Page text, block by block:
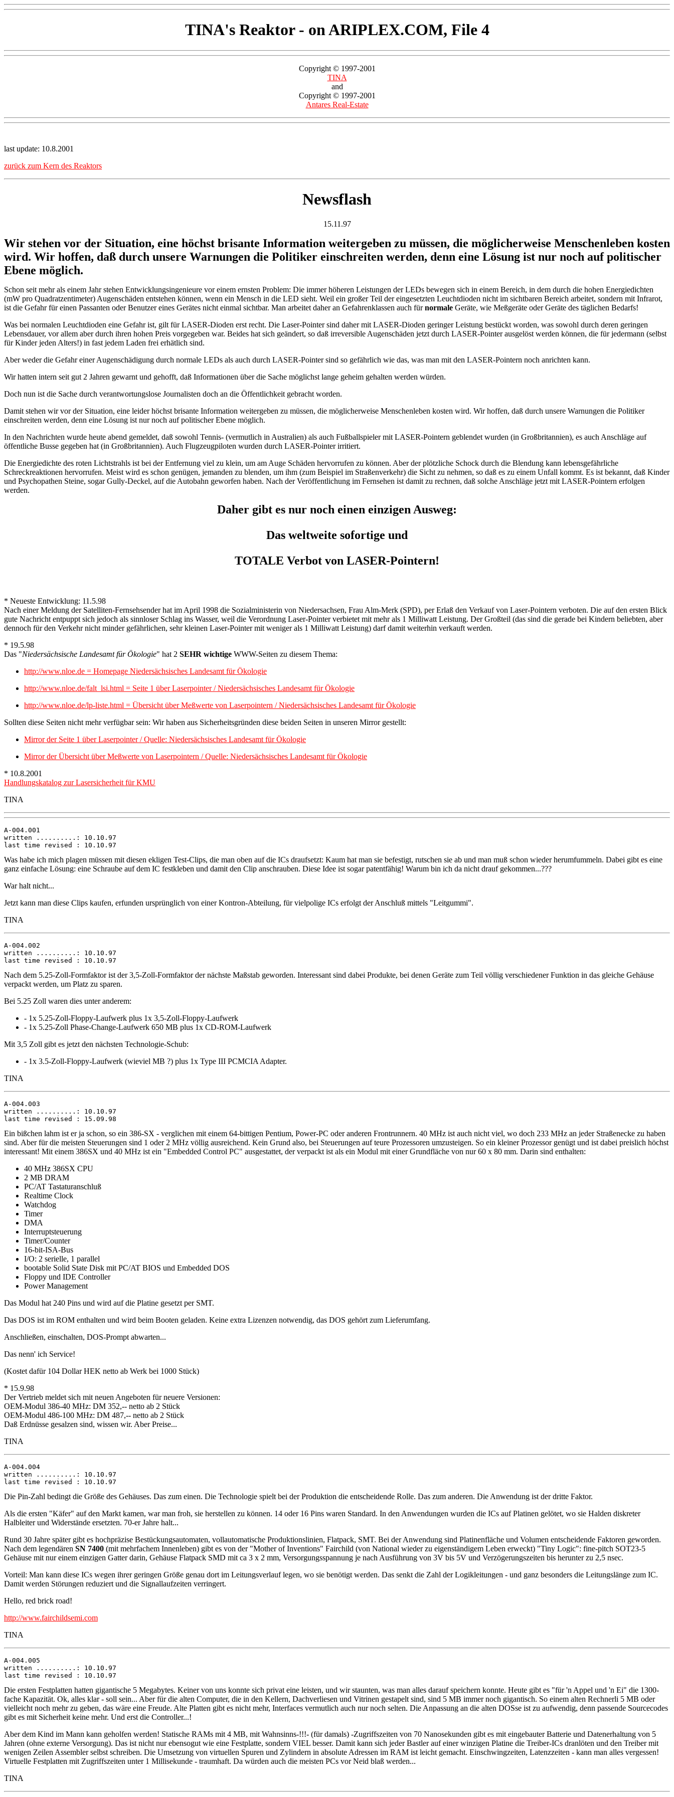
TINA's Reaktor - on ARIPLEX.COM, File 4
Copyright © 1997-2001
TINA
and
Copyright © 1997-2001
Antares Real-Estate
last update: 10.8.2001
zurück zum Kern des Reaktors
Newsflash
15.11.97
Wir stehen vor der Situation, eine höchst brisante Information weitergeben zu müssen, die möglicherweise Menschenleben kosten
wird. Wir hoffen, daß durch unsere Warnungen die Politiker einschreiten werden, denn eine Lösung ist nur noch auf politischer
Ebene möglich.
Schon seit mehr als einem Jahr stehen Entwicklungsingenieure vor einem ernsten Problem: Die immer höheren Leistungen der LEDs bewegen sich in einem Bereich, in dem durch die hohen Energiedichten
(mW pro Quadratzentimeter) Augenschäden entstehen können, wenn ein Mensch in die LED sieht. Weil ein großer Teil der eingesetzten Leuchtdioden nicht im sichtbaren Bereich arbeitet, sondern mit Infrarot,
ist die Gefahr für einen Passanten oder Benutzer eines Gerätes nicht einmal sichtbar. Man arbeitet daher an Gefahrenklassen auch fürnormale Geräte, wie Meßgeräte oder Geräte des täglichen Bedarfs!
Was bei normalen Leuchtdioden eine Gefahr ist, gilt für LASER-Dioden erst recht. Die Laser-Pointer sind daher mit LASER-Dioden geringer Leistung bestückt worden, was sowohl durch deren geringen
Lebensdauer, vor allem aber durch ihren hohen Preis vorgegeben war. Beides hat sich geändert, so daß irreversible Augenschäden jetzt durch LASER-Pointer ausgelöst werden können, die für jedermann (selbst
für Kinder jeden Alters!) in fast jedem Laden frei erhätlich sind.
Aber weder die Gefahr einer Augenschädigung durch normale LEDs als auch durch LASER-Pointer sind so gefährlich wie das, was man mit den LASER-Pointern noch anrichten kann.
Wir hatten intern seit gut 2 Jahren gewarnt und gehofft, daß Informationen über die Sache möglichst lange geheim gehalten werden würden.
Doch nun ist die Sache durch verantwortungslose Journalisten doch an die Öffentlichkeit gebracht worden.
Damit stehen wir vor der Situation, eine leider höchst brisante Information weitergeben zu müssen, die möglicherweise Menschenleben kosten wird. Wir hoffen, daß durch unsere Warnungen die Politiker
einschreiten werden, denn eine Lösung ist nur noch auf politischer Ebene möglich.
In den Nachrichten wurde heute abend gemeldet, daß sowohl Tennis- (vermutlich in Australien) als auch Fußballspieler mit LASER-Pointern geblendet wurden (in Großbritannien), es auch Anschläge auf
öffentliche Busse gegeben hat (in Großbritannien). Auch Flugzeugpiloten wurden durch LASER-Pointer irritiert.
Die Energiedichte des roten Lichtstrahls ist bei der Entfernung viel zu klein, um am Auge Schäden hervorrufen zu können. Aber der plötzliche Schock durch die Blendung kann lebensgefährliche
Schreckreaktionen hervorrufen. Meist wird es schon genügen, jemanden zu blenden, um ihm (zum Beispiel im Straßenverkehr) die Sicht zu nehmen, so daß es zu einem Unfall kommt. Es ist bekannt, daß Kinder
und Psychopathen Steine, sogar Gully-Deckel, auf die Autobahn geworfen haben. Nach der Veröffentlichung im Fernsehen ist damit zu rechnen, daß solche Anschläge jetzt mit LASER-Pointern erfolgen
werden.
Daher gibt es nur noch einen einzigen Ausweg:
Das weltweite sofortige und
TOTALE Verbot von LASER-Pointern!
* Neueste Entwicklung: 11.5.98
Nach einer Meldung der Satelliten-Fernsehsender hat im April 1998 die Sozialministerin von Niedersachsen, Frau Alm-Merk (SPD), per Erlaß den Verkauf von Laser-Pointern verboten. Die auf den ersten Blick
gute Nachricht entpuppt sich jedoch als sinnloser Schlag ins Wasser, weil die Verordnung Laser-Pointer verbietet mit mehr als 1 Milliwatt Leistung. Der Großteil (das sind die gerade bei Kindern beliebten, aber
dennoch für den Verkehr nicht minder gefährlichen, sehr kleinen Laser-Pointer mit weniger als 1 Milliwatt Leistung) darf damit weiterhin verkauft werden.
* 19.5.98
Das "Niedersächsische Landesamt für Ökologie" hat 2 SEHR wichtige WWW-Seiten zu diesem Thema:
http://www.nloe.de = Homepage Niedersächsisches Landesamt für Ökologie
http://www.nloe.de/falt_lsi.html = Seite 1 über Laserpointer / Niedersächsisches Landesamt für Ökologie
http://www.nloe.de/lp-liste.html = Übersicht über Meßwerte von Laserpointern / Niedersächsisches Landesamt für Ökologie
Sollten diese Seiten nicht mehr verfügbar sein: Wir haben aus Sicherheitsgründen diese beiden Seiten in unseren Mirror gestellt:
Mirror der Seite 1 über Laserpointer / Quelle: Niedersächsisches Landesamt für Ökologie
Mirror der Übersicht über Meßwerte von Laserpointern / Quelle: Niedersächsisches Landesamt für Ökologie
* 10.8.2001
Handlungskatalog zur Lasersicherheit für KMU
TINA
A-004.001
written ..........: 10.10.97
Was habe ich mich plagen müssen mit diesen ekligen Test-Clips, die man oben auf die ICs draufsetzt: Kaum hat man sie befestigt, rutschen sie ab und man muß schon wieder herumfummeln. Dabei gibt es eine
ganz einfache Lösung: eine Schraube auf dem IC festkleben und damit den Clip anschrauben. Diese Idee ist sogar patentfähig! Warum bin ich da nicht drauf gekommen...???
War halt nicht...
Jetzt kann man diese Clips kaufen, erfunden ursprünglich von einer Kontron-Abteilung, für vielpolige ICs erfolgt der Anschluß mittels "Leitgummi".
TINA
A-004.002
written ..........: 10.10.97
Nach dem 5.25-Zoll-Formfaktor ist der 3,5-Zoll-Formfaktor der nächste Maßstab geworden. Interessant sind dabei Produkte, bei denen Geräte zum Teil völlig verschiedener Funktion in das gleiche Gehäuse
verpackt werden, um Platz zu sparen.
Bei 5.25 Zoll waren dies unter anderem:
- 1x 5.25-Zoll-Floppy-Laufwerk plus 1x 3,5-Zoll-Floppy-Laufwerk
- 1x 5.25-Zoll Phase-Change-Laufwerk 650 MB plus 1x CD-ROM-Laufwerk
Mit 3,5 Zoll gibt es jetzt den nächsten Technologie-Schub:
- 1x 3.5-Zoll-Floppy-Laufwerk (wieviel MB ?) plus 1x Type III PCMCIA Adapter.
TINA
A-004.003
written ..........: 10.10.97
Ein bißchen lahm ist er ja schon, so ein 386-SX - verglichen mit einem 64-bittigen Pentium, Power-PC oder anderen Frontrunnern. 40 MHz ist auch nicht viel, wo doch 233 MHz an jeder Straßenecke zu haben
sind. Aber für die meisten Steuerungen sind 1 oder 2 MHz völlig ausreichend. Kein Grund also, bei Steuerungen auf teure Prozessoren umzusteigen. So ein kleiner Prozessor genügt und ist dabei preislich höchst
interessant! Mit einem 386SX und 40 MHz ist ein "Embedded Control PC" ausgestattet, der verpackt ist als ein Modul mit einer Grundfläche von nur 60 x 80 mm. Darin sind enthalten:
40 MHz 386SX CPU
2 MB DRAM
PC/AT Tastaturanschluß
Realtime Clock
Watchdog
Timer
DMA
Interruptsteuerung
Timer/Counter
16-bit-ISA-Bus
I/O: 2 serielle, 1 parallel
bootable Solid State Disk mit PC/AT BIOS und Embedded DOS
Floppy und IDE Controller
Power Management
Das Modul hat 240 Pins und wird auf die Platine gesetzt per SMT.
Das DOS ist im ROM enthalten und wird beim Booten geladen. Keine extra Lizenzen notwendig, das DOS gehört zum Lieferumfang.
Anschließen, einschalten, DOS-Prompt abwarten...
Das nenn' ich Service!
(Kostet dafür 104 Dollar HEK netto ab Werk bei 1000 Stück)
* 15.9.98
Der Vertrieb meldet sich mit neuen Angeboten für neuere Versionen:
OEM-Modul 386-40 MHz: DM 352,-- netto ab 2 Stück
OEM-Modul 486-100 MHz: DM 487,-- netto ab 2 Stück
Daß Erdnüsse gesalzen sind, wissen wir. Aber Preise...
TINA
A-004.004
written ..........: 10.10.97
Die Pin-Zahl bedingt die Größe des Gehäuses. Das zum einen. Die Technologie spielt bei der Produktion die entscheidende Rolle. Das zum anderen. Die Anwendung ist der dritte Faktor.
Als die ersten "Käfer" auf den Markt kamen, war man froh, sie herstellen zu können. 14 oder 16 Pins waren Standard. In den Anwendungen wurden die ICs auf Platinen gelötet, wo sie Halden diskreter
Halbleiter und Widerstände ersetzten. 70-er Jahre halt...
Rund 30 Jahre später gibt es hochpräzise Bestückungsautomaten, vollautomatische Produktionslinien, Flatpack, SMT. Bei der Anwendung sind Platinenfläche und Volumen entscheidende Faktoren geworden.
Nach dem legendären SN 7400 (mit mehrfachem Innenleben) gibt es von der "Mother of Inventions" Fairchild (von National wieder zu eigenständigem Leben erweckt) "Tiny Logic": fine-pitch SOT23-5
Gehäuse mit nur einem einzigen Gatter darin, Gehäuse Flatpack SMD mit ca 3 x 2 mm, Versorgungsspannung je nach Ausführung von 3V bis 5V und Verzögerungszeiten bis herunter zu 2,5 nsec.
Vorteil: Man kann diese ICs wegen ihrer geringen Größe genau dort im Leitungsverlauf legen, wo sie benötigt werden. Das senkt die Zahl der Logikleitungen - und ganz besonders die Leitungslänge zum IC.
Damit werden Störungen reduziert und die Signallaufzeiten verringert.
Hello, red brick road!
http://www.fairchildsemi.com
TINA
A-004.005
written ..........: 10.10.97
Die ersten Festplatten hatten gigantische 5 Megabytes. Keiner von uns konnte sich privat eine leisten, und wir staunten, was man alles darauf speichern konnte. Heute gibt es "für 'n Appel und 'n Ei" die 1300-
fache Kapazität. Ok, alles klar - soll sein... Aber für die alten Computer, die in den Kellern, Dachverliesen und Vitrinen gestapelt sind, sind 5 MB immer noch gigantisch. So einem alten Rechnerli 5 MB oder
vielleicht noch mehr zu geben, das wäre eine Freude. Alte Platten gibt es nicht mehr, Interfaces vermutlich auch nur noch selten. Die Anpassung an die alten DOSse ist zu aufwendig, denn passende Sourcecodes
gibt es mit Sicherheit keine mehr. Und erst die Controller...!
Aber dem Kind im Mann kann geholfen werden! Statische RAMs mit 4 MB, mit Wahnsinns-!!!- (für damals) -Zugriffszeiten von 70 Nanosekunden gibt es mit eingebauter Batterie und Datenerhaltung von 5
Jahren (ohne externe Versorgung). Das ist nicht nur ebensogut wie eine Festplatte, sondern VIEL besser. Damit kann sich jeder Bastler auf einer winzigen Platine die Treiber-ICs dranlöten und den Treiber mit
wenigen Zeilen Assembler selbst schreiben. Die Umsetzung von virtuellen Spuren und Zylindern in absolute Adressen im RAM ist leicht gemacht. Einschwingzeiten, Latenzzeiten - kann man alles vergessen!
Virtuelle Festplatten mit Zugriffszeiten unter 1 Millisekunde - traumhaft. Da würden auch die meisten PCs vor Neid blaß werden...
TINA